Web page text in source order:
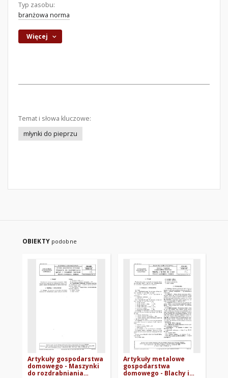
Typ zasobu:
branżowa norma
Więcej
Temat i słowa kluczowe:
młynki do pieprzu
OBIEKTY podobne
Artykuły gospodarstwa
domowego - Maszynki
do rozdrabniania
Artykuły metalowe
gospodarstwa
domowego - Blachy i